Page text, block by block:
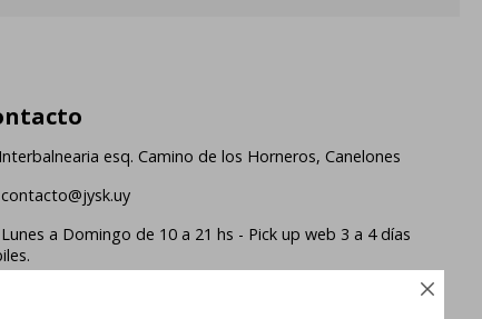

Interbalnearia esq. Camino de los Horneros, Canelones
contacto@jysk.uy
Lunes a Domingo de 10 a 21 hs - Pick up web 3 a 4 días